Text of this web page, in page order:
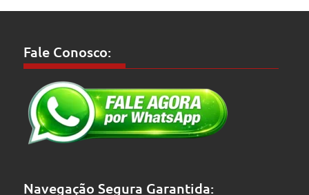
Fale Conosco:
Navegação Segura Garantida: